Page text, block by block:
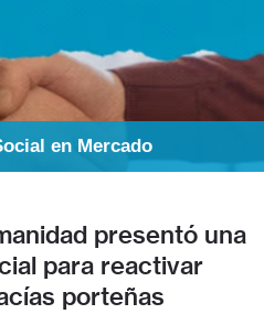
en Mercado
presentó una
para reactivar
porteñas